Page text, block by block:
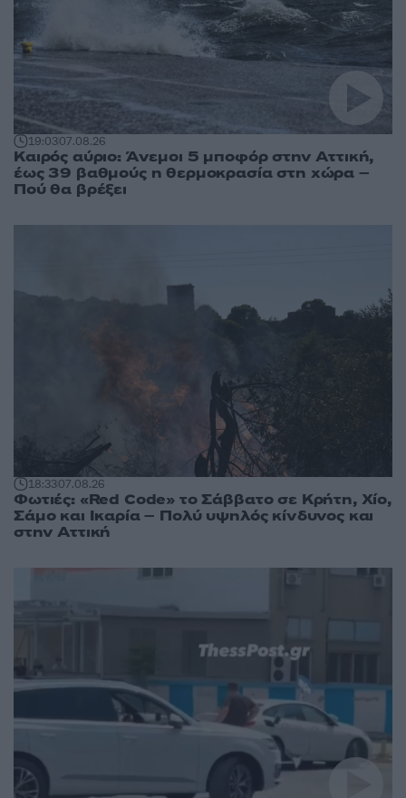
19:0307.08.26
Καιρός αύριο: Άνεμοι 5 μποφόρ στην Αττική,
έως 39 βαθμούς η θερμοκρασία στη χώρα –
Πού θα βρέξει
18:3307.08.26
Φωτιές: «Red Code» το Σάββατο σε Κρήτη, Χίο,
Σάμο και Ικαρία – Πολύ υψηλός κίνδυνος και
στην Αττική